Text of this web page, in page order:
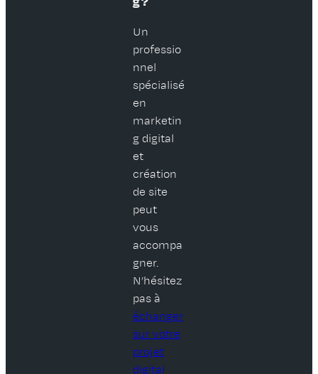
Un
professio
nnel
spécialisé
en
marketin
g digital
et
création
de site
peut
vous
accompa
gner.
N’hésitez
pas à
échanger
sur votre
projet
digital